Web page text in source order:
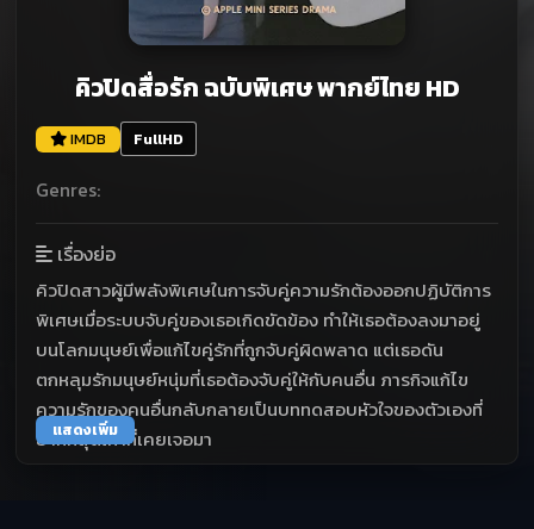
คิวปิดสื่อรัก ฉบับพิเศษ พากย์ไทย HD
IMDB FullHD
Genres:
เรื่องย่อ
คิวปิดสาวผู้มีพลังพิเศษในการจับคู่ความรักต้องออกปฏิบัติการ
พิเศษเมื่อระบบจับคู่ของเธอเกิดขัดข้อง ทำให้เธอต้องลงมาอยู่
บนโลกมนุษย์เพื่อแก้ไขคู่รักที่ถูกจับคู่ผิดพลาด แต่เธอดัน
ตกหลุมรักมนุษย์หนุ่มที่เธอต้องจับคู่ให้กับคนอื่น ภารกิจแก้ไข
ความรักของคนอื่นกลับกลายเป็นบททดสอบหัวใจของตัวเองที่
ยากที่สุดเท่าที่เคยเจอมา
แสดงเพิ่ม